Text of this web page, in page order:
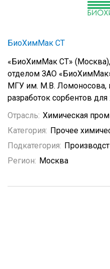
БиоХимМак СТ
«БиоХимМак СТ»
отделом ЗАО
МГУ им. М.В. Ломоносова,
разработок сорбентов
Отрасль: Химическая
Категория: Прочее
Подкатегория:
Регион: Москва